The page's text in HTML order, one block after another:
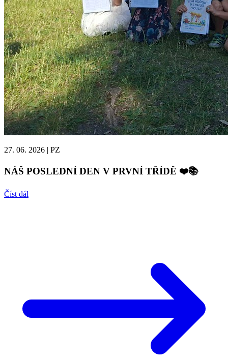
27. 06. 2026 | PZ
NÁŠ POSLEDNÍ DEN V PRVNÍ TŘÍDĚ ❤️📚
Číst dál